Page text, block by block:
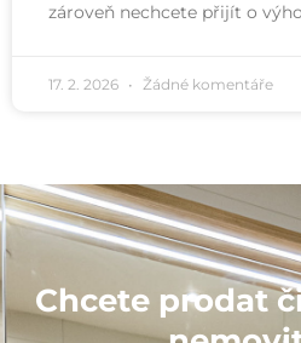
zároveň nechcete přijít o
17. 2. 2026 Žádné komentáře
Chcete prodat